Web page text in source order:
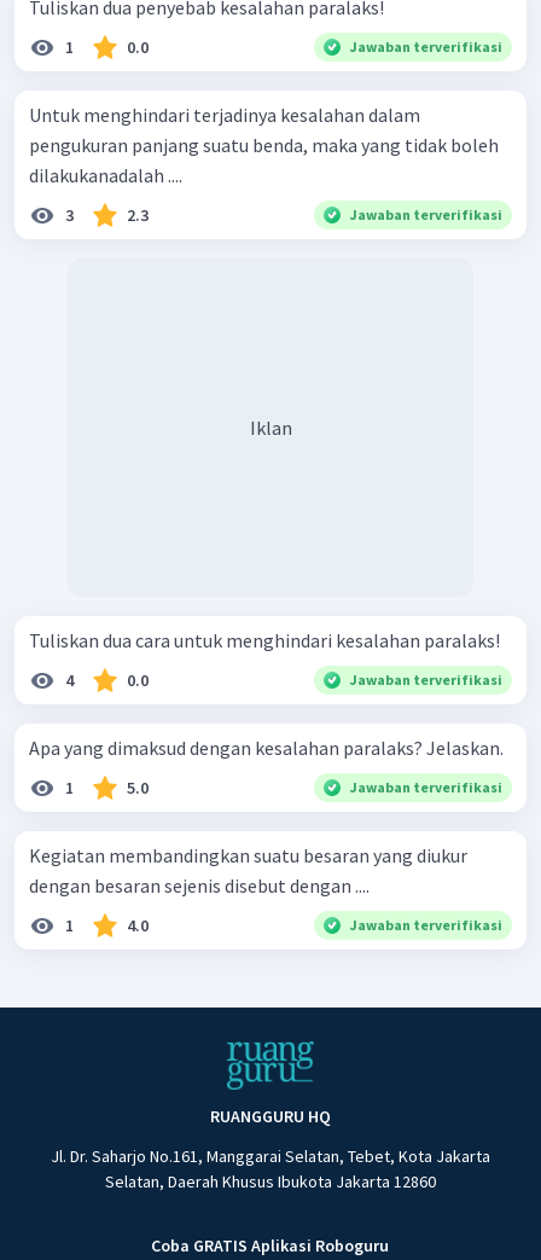
Tuliskan dua penyebab kesalahan paralaks!
1 0.0 Jawaban terverifikasi
Untuk menghindari terjadinya kesalahan dalam
pengukuran panjang suatu benda, maka yang tidak boleh
dilakukanadalah ....
3 2.3 Jawaban terverifikasi
Iklan
Tuliskan dua cara untuk menghindari kesalahan paralaks!
4 0.0 Jawaban terverifikasi
Apa yang dimaksud dengan kesalahan paralaks? Jelaskan.
1 5.0 Jawaban terverifikasi
Kegiatan membandingkan suatu besaran yang diukur
dengan besaran sejenis disebut dengan ....
1 4.0 Jawaban terverifikasi
RUANGGURU HQ
Jl. Dr. Saharjo No.161, Manggarai Selatan, Tebet, Kota Jakarta
Selatan, Daerah Khusus Ibukota Jakarta 12860
Coba GRATIS Aplikasi Roboguru